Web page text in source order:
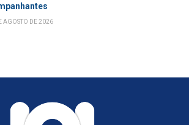
AGOSTO DE 2026